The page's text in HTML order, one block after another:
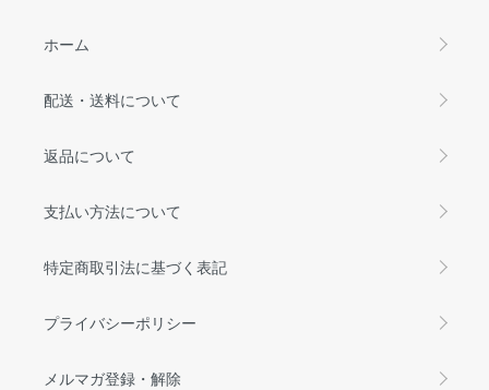
ホーム
配送・送料について
返品について
支払い方法について
特定商取引法に基づく表記
プライバシーポリシー
メルマガ登録・解除